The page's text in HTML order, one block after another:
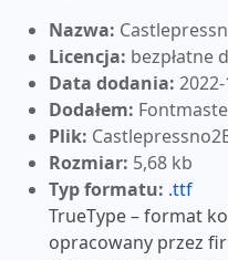
Nazwa:
Licencja: bezpłatne
Data dodania:
Dodałem:
Plik:
Rozmiar: 5,68 kb
Typ formatu: .ttf
TrueType – format
opracowany przez